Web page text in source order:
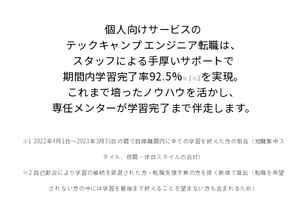
個人向けサービスの
テックキャンプ エンジニア転職は、
スタッフによる手厚いサポートで
期間内学習完了率92.5%※ 1※2を実現。
これまで培ったノウハウを活かし、
専任メンターが学習完了まで伴走します。
※1 2022年4月1日〜2023年3月31日の間で目標期間内に全ての学習を終えた方の割合（短期集中ス
タイル、夜間・休日スタイルの合計）
※2 自己都合により学習の継続を辞退された方・転職支援不要の方を除く数値で算出（転職を希望
されない方の中には学習を最後まで終えることを望まない方も含まれるため）